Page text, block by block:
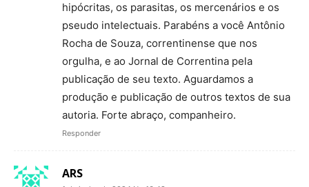
hipócritas, os parasitas, os mercenários e os
pseudo intelectuais. Parabéns a você Antônio
Rocha de Souza, correntinense que nos
orgulha, e ao Jornal de Correntina pela
publicação de seu texto. Aguardamos a
produção e publicação de outros textos de sua
autoria. Forte abraço, companheiro.
Responder
ARS